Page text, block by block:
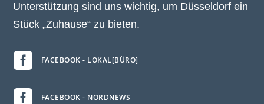
Unterstützung sind uns wichtig, um Düsseldorf ein
Stück „Zuhause“ zu bieten.
 FACEBOOK - LOKAL[BÜRO]
 FACEBOOK - NORDNEWS